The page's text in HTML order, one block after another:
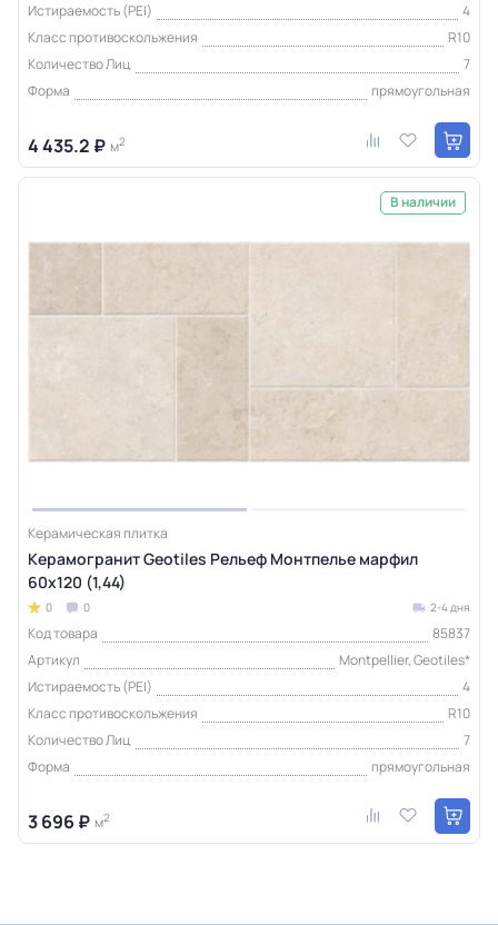
Истираемость (PEI)
4
Класс противоскольжения
R10
Количество Лиц
7
Форма
прямоугольная
4 435.2 ₽ м2
В наличии
Керамическая плитка
Керамогранит Geotiles Рельеф Монтпелье марфил
60x120 (1,44)
0 0 2-4 дня
Код товара
85837
Артикул
Montpellier, Geotiles*
Истираемость (PEI)
4
Класс противоскольжения
R10
Количество Лиц
7
Форма
прямоугольная
3 696 ₽ м2